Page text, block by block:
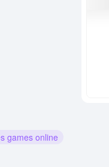
games online